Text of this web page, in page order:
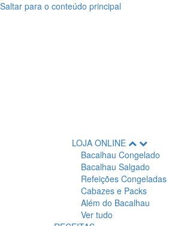
Saltar para o conteúdo principal
LOJA ONLINE
Bacalhau Congelado
Bacalhau Salgado
Refeições Congeladas
Cabazes e Packs
Além do Bacalhau
Ver tudo